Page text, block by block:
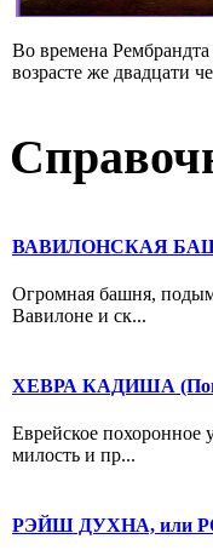
Во времена
возрасте же двадцати
ВАВИЛОНСКАЯ
Огромная башня,
Вавилоне и ск...
ХЕВРА КАДИША
Еврейское
милость и пр...
РЭЙШ ДУХНА, или